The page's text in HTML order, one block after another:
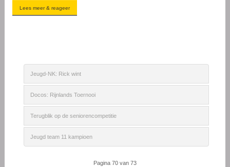
Lees meer & reageer
Jeugd-NK: Rick wint
Docos: Rijnlands Toernooi
Terugblik op de seniorencompetitie
Jeugd team 11 kampioen
Pagina 70 van 73